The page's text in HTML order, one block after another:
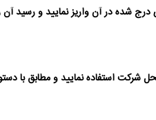
نمایید و مطابق با